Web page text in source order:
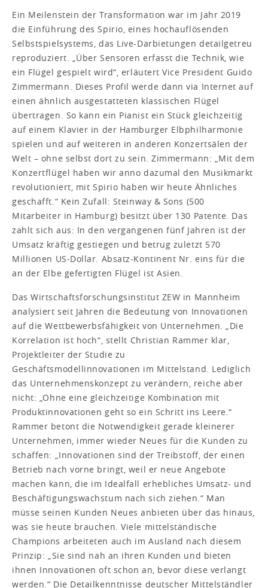
Ein Meilenstein der Transformation war im Jahr 2019
die Einführung des Spirio, eines hochauflösenden
Selbstspielsystems, das Live-Darbietungen detailgetreu
reproduziert. „Über Sensoren erfasst die Technik, wie
ein Flügel gespielt wird“, erläutert Vice President Guido
Zimmermann. Dieses Profil werde dann via Internet auf
einen ähnlich ausgestatteten klassischen Flügel
übertragen. So kann ein Pianist ein Stück gleichzeitig
auf einem Klavier in der Hamburger Elbphilharmonie
spielen und auf weiteren in anderen Konzertsälen der
Welt – ohne selbst dort zu sein. Zimmermann: „Mit dem
Konzertflügel haben wir anno dazumal den Musikmarkt
revolutioniert, mit Spirio haben wir heute Ähnliches
geschafft.“ Kein Zufall: Steinway & Sons (500
Mitarbeiter in Hamburg) besitzt über 130 Patente. Das
zahlt sich aus: In den vergangenen fünf Jahren ist der
Umsatz kräftig gestiegen und betrug zuletzt 570
Millionen US-Dollar. Absatz-Kontinent Nr. eins für die
an der Elbe gefertigten Flügel ist Asien.
Das Wirtschaftsforschungsinstitut ZEW in Mannheim
analysiert seit Jahren die Bedeutung von Innovationen
auf die Wettbewerbsfähigkeit von Unternehmen. „Die
Korrelation ist hoch“, stellt Christian Rammer klar,
Projektleiter der Studie zu
Geschäftsmodellinnovationen im Mittelstand. Lediglich
das Unternehmenskonzept zu verändern, reiche aber
nicht: „Ohne eine gleichzeitige Kombination mit
Produktinnovationen geht so ein Schritt ins Leere.“
Rammer betont die Notwendigkeit gerade kleinerer
Unternehmen, immer wieder Neues für die Kunden zu
schaffen: „Innovationen sind der Treibstoff, der einen
Betrieb nach vorne bringt, weil er neue Angebote
machen kann, die im Idealfall erhebliches Umsatz- und
Beschäftigungswachstum nach sich ziehen.“ Man
müsse seinen Kunden Neues anbieten über das hinaus,
was sie heute brauchen. Viele mittelständische
Champions arbeiteten auch im Ausland nach diesem
Prinzip: „Sie sind nah an ihren Kunden und bieten
ihnen Innovationen oft schon an, bevor diese verlangt
werden.“ Die Detailkenntnisse deutscher Mittelständler